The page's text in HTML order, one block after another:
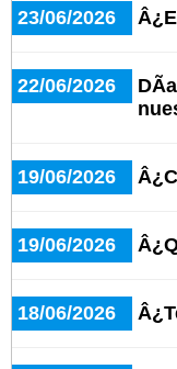
23/06/2026
22/06/2026
19/06/2026
19/06/2026
18/06/2026